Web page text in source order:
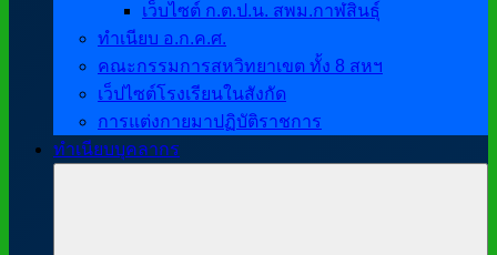
เว็บไซต์ ก.ต.ป.น. สพม.กาฬสินธุ์
ทำเนียบ อ.ก.ค.ศ.
คณะกรรมการสหวิทยาเขต ทั้ง 8 สหฯ
เว็ปไซต์โรงเรียนในสังกัด
การแต่งกายมาปฏิบัติราชการ
ทำเนียบบุคลากร